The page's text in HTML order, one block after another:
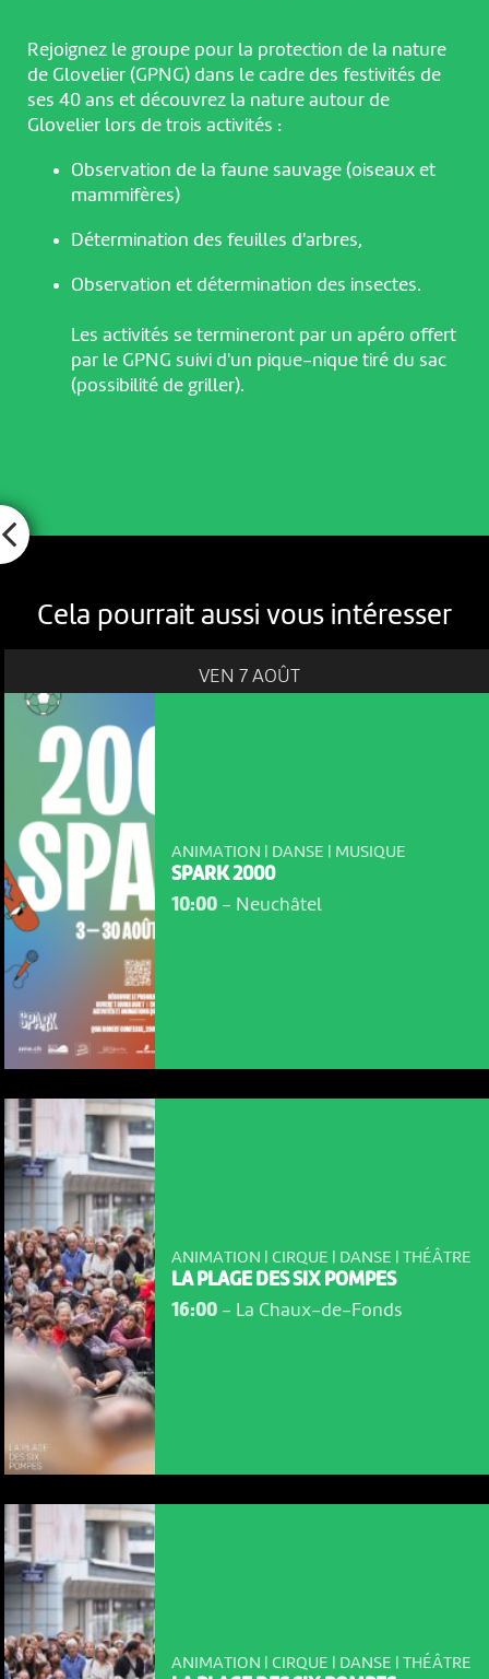
Rejoignez le groupe pour la protection de la nature
de Glovelier (GPNG) dans le cadre des festivités de
ses 40 ans et découvrez la nature autour de
Glovelier lors de trois activités :
Observation de la faune sauvage (oiseaux et
mammifères)
Détermination des feuilles d'arbres,
Observation et détermination des insectes.
Les activités se termineront par un apéro offert
par le GPNG suivi d'un pique-nique tiré du sac
(possibilité de griller).
Cela pourrait aussi vous intéresser
VEN 7 AOÛT
ANIMATION | DANSE | MUSIQUE
SPARK 2000
10:00- Neuchâtel
ANIMATION | CIRQUE | DANSE | THÉÂTRE
LA PLAGE DES SIX POMPES
16:00- La Chaux-de-Fonds
ANIMATION | CIRQUE | DANSE | THÉÂTRE